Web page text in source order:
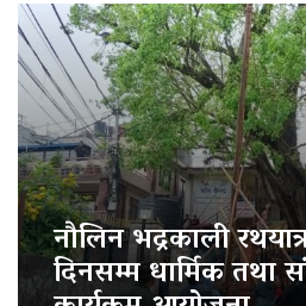
नौलिन भद्रकाली
दिनसम्म धार्मिक तथा